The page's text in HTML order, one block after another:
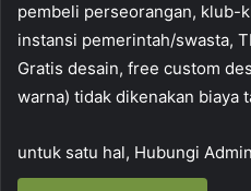
pembeli perseorangan, klub-
instansi pemerintah/swasta,
Gratis desain, free custom
warna) tidak dikenakan biaya
untuk satu hal, Hubungi